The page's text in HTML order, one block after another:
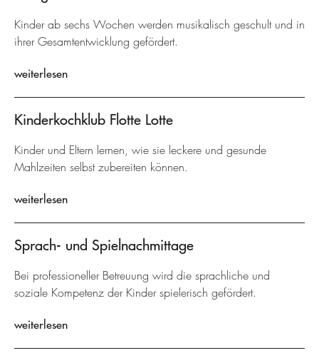
Kinder ab sechs Wochen werden musikalisch geschult und in
ihrer Gesamtentwicklung gefördert.
weiterlesen
Kinderkochklub Flotte Lotte
Kinder und Eltern lernen, wie sie leckere und gesunde
Mahlzeiten selbst zubereiten können.
weiterlesen
Sprach- und Spielnachmittage
Bei professioneller Betreuung wird die sprachliche und
soziale Kompetenz der Kinder spielerisch gefördert.
weiterlesen